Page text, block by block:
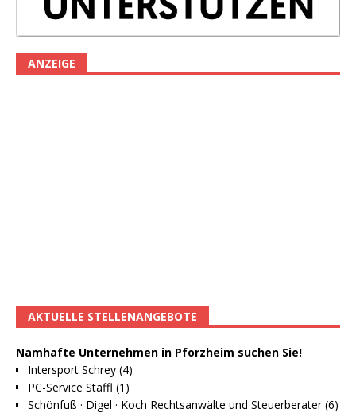
ANZEIGE
AKTUELLE STELLENANGEBOTE
Namhafte Unternehmen in Pforzheim suchen Sie!
Intersport Schrey (4)
PC-Service Staffl (1)
Schönfuß · Digel · Koch Rechtsanwälte und Steuerberater (6)